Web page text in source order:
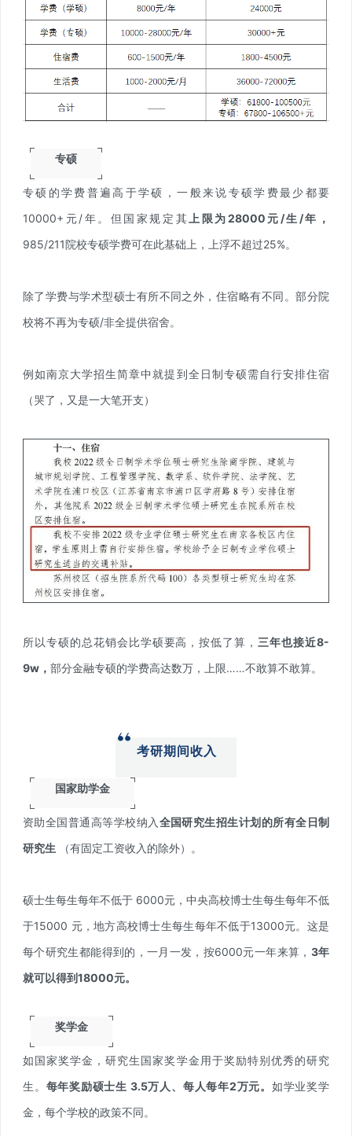
专硕
专硕的学费普遍高于学硕，一般来说专硕学费最少都要
10000+元/年。但国家规定其 上限为28000元/生/年，
985/211院校专硕学费可在此基础上，上浮不超过25%。
除了学费与学术型硕士有所不同之外，住宿略有不同。部分院
校将不再为专硕/非全提供宿舍。
例如南京大学招生简章中就提到全日制专硕需自行安排住宿
（哭了，又是一大笔开支）
所以专硕的总花销会比学硕要高，按低了算， 三年也接近8-
9w， 部分金融专硕的学费高达数万，上限……不敢算不敢算。
考研期间收入
国家助学金
资助全国普通高等学校纳入 全国研究生招生计划的所有全日制
研究生 （有固定工资收入的除外）。
硕士生每生每年不低于 6000元，中央高校博士生每生每年不低
于15000 元，地方高校博士生每生每年不低于13000元。这是
每个研究生都能得到的，一月一发，按6000元一年来算， 3年
就可以得到18000元。
奖学金
如国家奖学金，研究生国家奖学金用于奖励特别优秀的研究
生。 每年奖励硕士生 3.5万人、每人每年2万元。 如学业奖学
金，每个学校的政策不同。